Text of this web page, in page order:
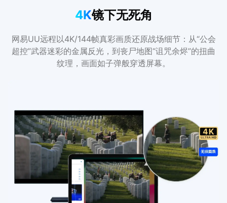
4K镜下无死角
网易UU远程以4K/144帧真彩画质还原战场细节：从“公会
超控”武器迷彩的金属反光，到丧尸地图“诅咒余烬”的扭曲
纹理，画面如子弹般穿透屏幕。